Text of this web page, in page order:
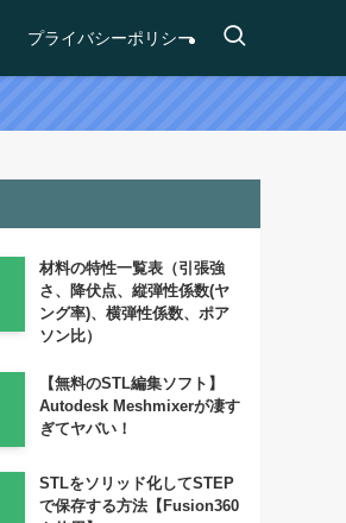
プライバシーポリシー
材料の特性一覧表（引張強
さ、降伏点、縦弾性係数(ヤ
ング率)、横弾性係数、ポア
ソン比）
【無料のSTL編集ソフト】
Autodesk Meshmixerが凄す
ぎてヤバい！
STLをソリッド化してSTEP
で保存する方法【Fusion360